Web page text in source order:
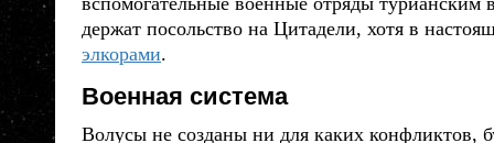
держат посольство на Цитадели, хотя в
элкорами.
Военная система
Волусы не созданы ни для каких конфликтов,